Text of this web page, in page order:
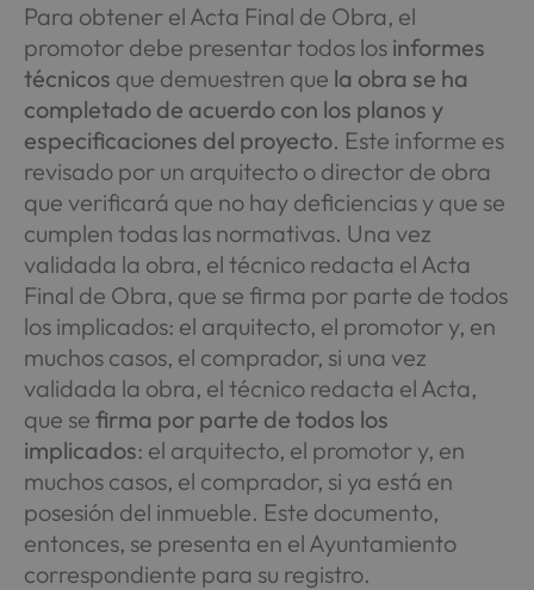
Para obtener el Acta Final de Obra, el
promotor debe presentar todos los informes
técnicos que demuestren que la obra se ha
completado de acuerdo con los planos y
especificaciones del proyecto. Este informe es
revisado por un arquitecto o director de obra
que verificará que no hay deficiencias y que se
cumplen todas las normativas. Una vez
validada la obra, el técnico redacta el Acta
Final de Obra, que se firma por parte de todos
los implicados: el arquitecto, el promotor y, en
muchos casos, el comprador, si una vez
validada la obra, el técnico redacta el Acta,
que se firma por parte de todos los
implicados: el arquitecto, el promotor y, en
muchos casos, el comprador, si ya está en
posesión del inmueble. Este documento,
entonces, se presenta en el Ayuntamiento
correspondiente para su registro.